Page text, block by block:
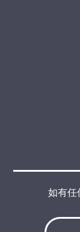
如有任